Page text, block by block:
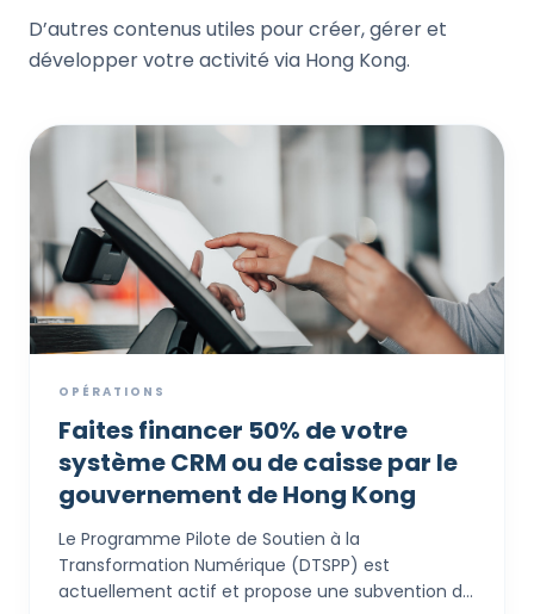
D’autres contenus utiles pour créer, gérer et
développer votre activité via Hong Kong.
OPÉRATIONS
Faites financer 50% de votre
système CRM ou de caisse par le
gouvernement de Hong Kong
Le Programme Pilote de Soutien à la
Transformation Numérique (DTSPP) est
actuellement actif et propose une subvention de